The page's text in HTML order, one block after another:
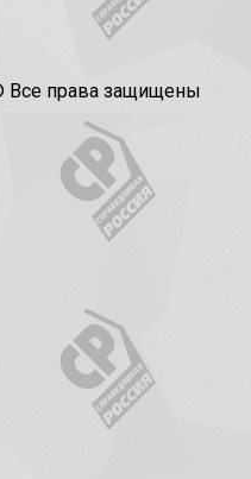
Все права защищены